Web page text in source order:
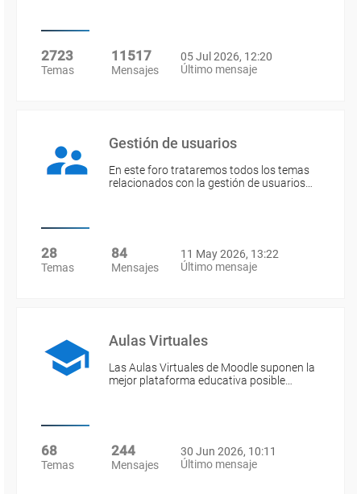
2723
Temas
11517
Mensajes
05 Jul 2026, 12:20
Último mensaje
Gestión de usuarios
En este foro trataremos todos los temas
relacionados con la gestión de usuarios…
28
Temas
84
Mensajes
11 May 2026, 13:22
Último mensaje
Aulas Virtuales
Las Aulas Virtuales de Moodle suponen la
mejor plataforma educativa posible…
68
Temas
244
Mensajes
30 Jun 2026, 10:11
Último mensaje